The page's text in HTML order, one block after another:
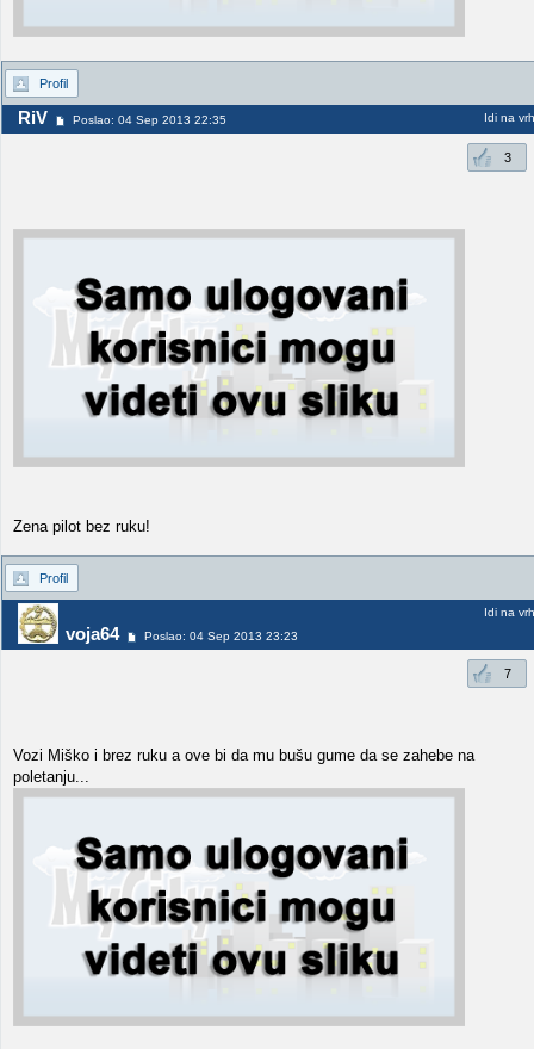
Profil
RiV Poslao: 04 Sep 2013 22:35 Idi na vrh
3
Zena pilot bez ruku!
Profil
voja64 Poslao: 04 Sep 2013 23:23
Idi na vrh
7
Vozi Miško i brez ruku a ove bi da mu bušu gume da se zahebe na
poletanju...